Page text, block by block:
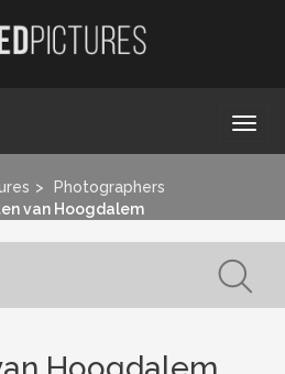
Photographers
van Hoogdalem